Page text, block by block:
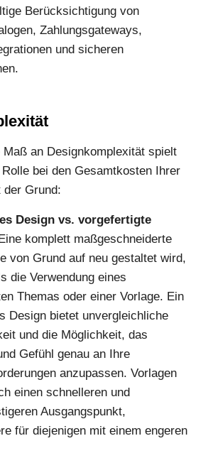
Berücksichtigung von
Zahlungsgateways,
und sicheren
Maß an Designkomplexität spielt
bei den Gesamtkosten Ihrer
Grund:
Design vs. vorgefertigte
komplett maßgeschneiderte
von Grund auf neu gestaltet wird,
die Verwendung eines
Themas oder einer Vorlage. Ein
Design bietet unvergleichliche
und die Möglichkeit, das
Gefühl genau an Ihre
anzupassen. Vorlagen
einen schnelleren und
Ausgangspunkt,
für diejenigen mit einem engeren